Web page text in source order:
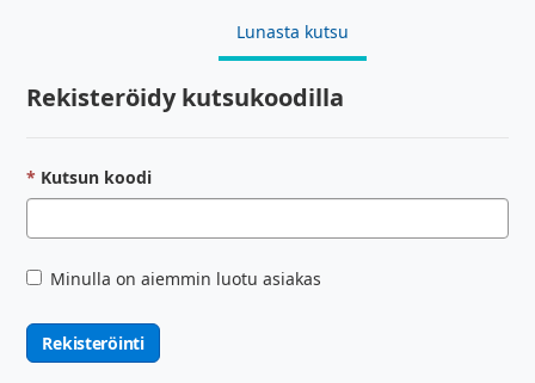
Lunasta kutsu
Rekisteröidy kutsukoodilla
Kutsun koodi
Minulla on aiemmin luotu asiakas
Rekisteröinti